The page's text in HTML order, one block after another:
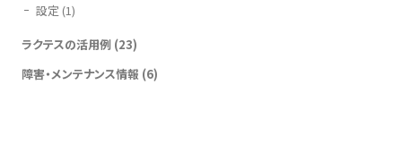
設定 (1)
ラクテスの活用例(23)
障害・メンテナンス情報 (6)